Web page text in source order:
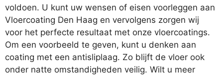
voldoen. U kunt uw wensen of eisen voorleggen aan
Vloercoating Den Haag en vervolgens zorgen wij
voor het perfecte resultaat met onze vloercoatings.
Om een voorbeeld te geven, kunt u denken aan
coating met een antisliplaag. Zo blijft de vloer ook
onder natte omstandigheden veilig. Wilt u meer